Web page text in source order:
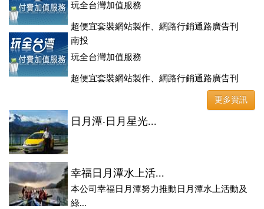
玩全台灣加值服務
超便宜套裝網站製作、網路行銷通路廣告刊
登、訂房系統、客房委託旅行社銷售，全面優惠中....
南投
玩全台灣加值服務
超便宜套裝網站製作、網路行銷通路廣告刊
登、訂房系統、客房委託旅行社銷售，全面優惠中....
更多資訊
日月潭‧日月星光...
幸福日月潭水上活...
本公司幸福日月潭努力推動日月潭水上活動及
綠...